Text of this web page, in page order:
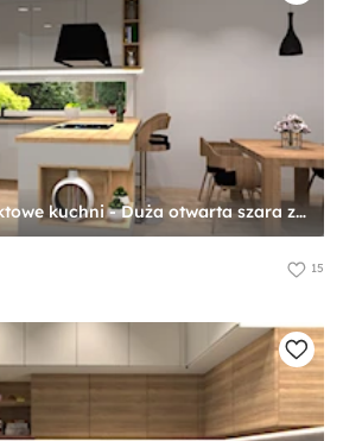
Wizualizacje projektowe kuchni - Duża otwarta szara z zabudowaną lodówką z nablatowym zlewozmywakiem kuchnia w kształcie litery u z oknem, styl nowoczesny - zdjęcie od Art.studio
15